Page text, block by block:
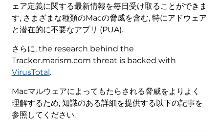
ェア定義に関する最新情報を毎日受け取ることができま
す, さまざまな種類のMacの脅威を含む, 特にアドウェア
と潜在的に不要なアプリ (PUA).
さらに, the research behind the
Tracker.marism.com threat is backed with
VirusTotal.
Macマルウェアによってもたらされる脅威をよりよく
理解するため, 知識のある詳細を提供する以下の記事を
参照してください.